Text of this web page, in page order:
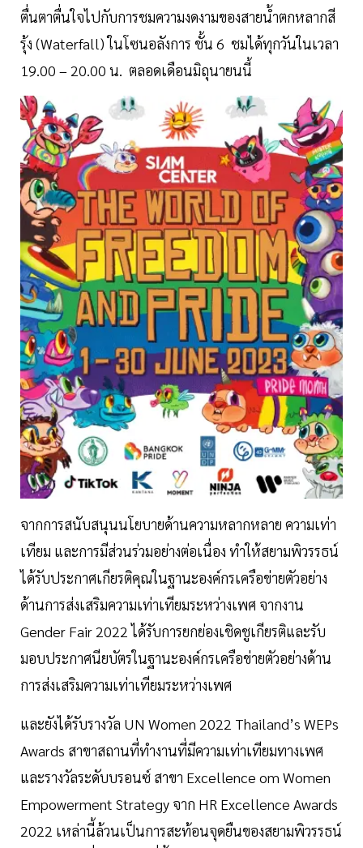
ตื่นตาตื่นใจไปกับการชมความงดงามของสายน้ำตกหลากสี
รุ้ง (Waterfall) ในโซนอลังการ ชั้น 6 ชมได้ทุกวันในเวลา
19.00 – 20.00 น. ตลอดเดือนมิถุนายนนี้
จากการสนับสนุนนโยบายด้านความหลากหลาย ความเท่า
เทียม และการมีส่วนร่วมอย่างต่อเนื่อง ทำให้สยามพิวรรธน์
ได้รับประกาศเกียรติคุณในฐานะองค์กรเครือข่ายตัวอย่าง
ด้านการส่งเสริมความเท่าเทียมระหว่างเพศ จากงาน
Gender Fair 2022 ได้รับการยกย่องเชิดชูเกียรติและรับ
มอบประกาศนียบัตรในฐานะองค์กรเครือข่ายตัวอย่างด้าน
การส่งเสริมความเท่าเทียมระหว่างเพศ
และยังได้รับรางวัล UN Women 2022 Thailand’s WEPs
Awards สาขาสถานที่ทำงานที่มีความเท่าเทียมทางเพศ
และรางวัลระดับบรอนซ์ สาขา Excellence om Women
Empowerment Strategy จาก HR Excellence Awards
2022 เหล่านี้ล้วนเป็นการสะท้อนจุดยืนของสยามพิวรรธน์